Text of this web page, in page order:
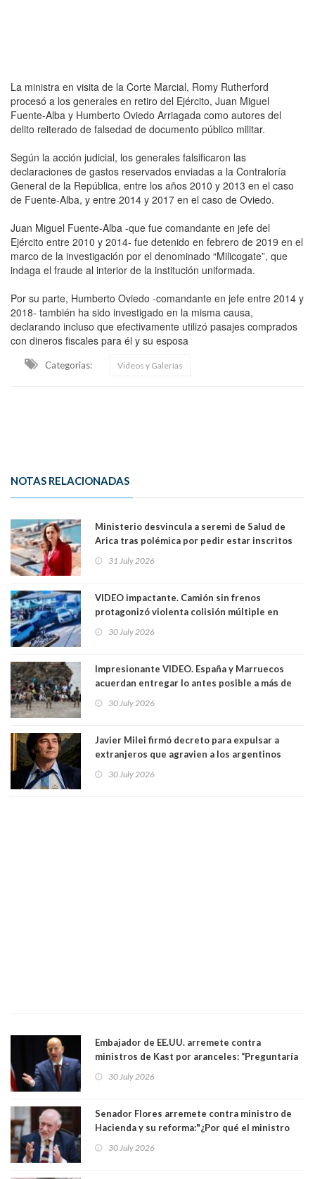
La ministra en visita de la Corte Marcial, Romy Rutherford
procesó a los generales en retiro del Ejército, Juan Miguel
Fuente-Alba y Humberto Oviedo Arriagada como autores del
delito reiterado de falsedad de documento público militar.
Según la acción judicial, los generales falsificaron las
declaraciones de gastos reservados enviadas a la Contraloría
General de la República, entre los años 2010 y 2013 en el caso
de Fuente-Alba, y entre 2014 y 2017 en el caso de Oviedo.
Juan Miguel Fuente-Alba -que fue comandante en jefe del
Ejército entre 2010 y 2014- fue detenido en febrero de 2019 en el
marco de la investigación por el denominado “Milicogate”, que
indaga el fraude al interior de la institución uniformada.
Por su parte, Humberto Oviedo -comandante en jefe entre 2014 y
2018- también ha sido investigado en la misma causa,
declarando incluso que efectivamente utilizó pasajes comprados
con dineros fiscales para él y su esposa
Categorias: Videos y Galerías
NOTAS RELACIONADAS
Ministerio desvincula a seremi de Salud de
Arica tras polémica por pedir estar inscritos
Ya son 29 seremis despedidos desde el 11 de
31 July 2026
VIDEO impactante. Camión sin frenos
protagonizó violenta colisión múltiple en
30 July 2026
Impresionante VIDEO. España y Marruecos
acuerdan entregar lo antes posible a más de
avalancha y de manera irregular a territorio
30 July 2026
Javier Milei firmó decreto para expulsar a
extranjeros que agravien a los argentinos
30 July 2026
Embajador de EE.UU. arremete contra
ministros de Kast por aranceles: “Preguntaría
Yo diría que no”
30 July 2026
Senador Flores arremete contra ministro de
Hacienda y su reforma:"¿Por qué el ministro
más ricos, pasándole la aplanadora a los
30 July 2026